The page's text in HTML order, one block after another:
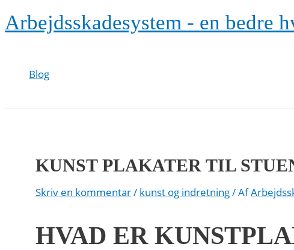
Gå
til
Arbejdsskadesystem - en bedre
Blog
KUNST PLAKATER TIL
Skriv en kommentar/ kunst og indretning/ Af
HVAD ER